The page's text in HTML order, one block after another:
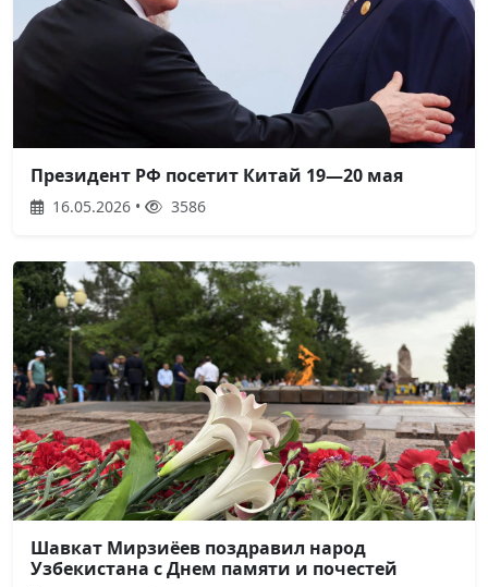
Президент РФ посетит Китай 19—20 мая
16.05.2026 • 3586
Шавкат Мирзиёев поздравил народ
Узбекистана с Днем памяти и почестей